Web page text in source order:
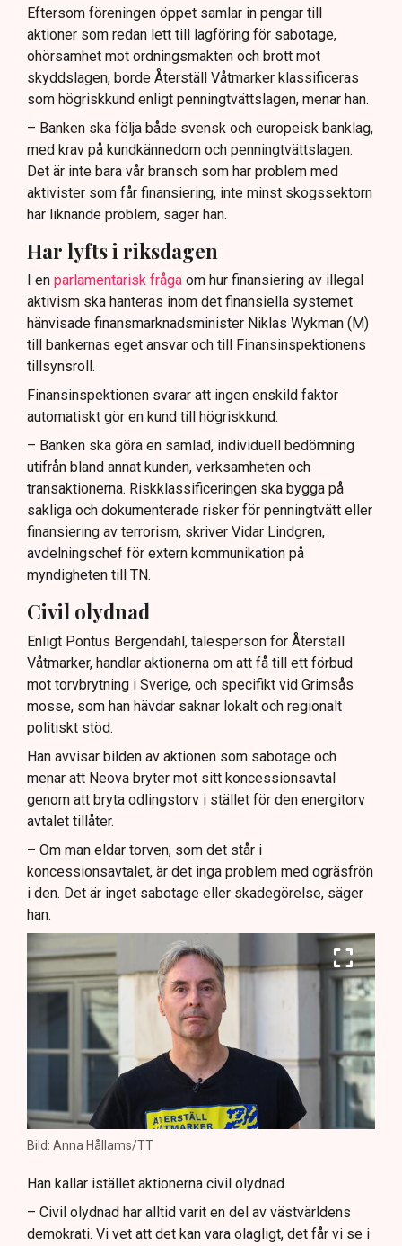
Eftersom föreningen öppet samlar in pengar till
aktioner som redan lett till lagföring för sabotage,
ohörsamhet mot ordningsmakten och brott mot
skyddslagen, borde Återställ Våtmarker klassificeras
som högriskkund enligt penningtvättslagen, menar han.
– Banken ska följa både svensk och europeisk banklag,
med krav på kundkännedom och penningtvättslagen.
Det är inte bara vår bransch som har problem med
aktivister som får finansiering, inte minst skogssektorn
har liknande problem, säger han.
Har lyfts i riksdagen
I en parlamentarisk fråga om hur finansiering av illegal
aktivism ska hanteras inom det finansiella systemet
hänvisade finansmarknadsminister Niklas Wykman (M)
till bankernas eget ansvar och till Finansinspektionens
tillsynsroll.
Finansinspektionen svarar att ingen enskild faktor
automatiskt gör en kund till högriskkund.
– Banken ska göra en samlad, individuell bedömning
utifrån bland annat kunden, verksamheten och
transaktionerna. Riskklassificeringen ska bygga på
sakliga och dokumenterade risker för penningtvätt eller
finansiering av terrorism, skriver Vidar Lindgren,
avdelningschef för extern kommunikation på
myndigheten till TN.
Civil olydnad
Enligt Pontus Bergendahl, talesperson för Återställ
Våtmarker, handlar aktionerna om att få till ett förbud
mot torvbrytning i Sverige, och specifikt vid Grimsås
mosse, som han hävdar saknar lokalt och regionalt
politiskt stöd.
Han avvisar bilden av aktionen som sabotage och
menar att Neova bryter mot sitt koncessionsavtal
genom att bryta odlingstorv i stället för den energitorv
avtalet tillåter.
– Om man eldar torven, som det står i
koncessionsavtalet, är det inga problem med ogräsfrön
i den. Det är inget sabotage eller skadegörelse, säger
han.
Bild: Anna Hållams/TT
Han kallar istället aktionerna civil olydnad.
– Civil olydnad har alltid varit en del av västvärldens
demokrati. Vi vet att det kan vara olagligt, det får vi se i